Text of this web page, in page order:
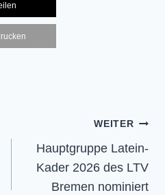
WEITER
Hauptgruppe Latein-
Kader 2026 des LTV
Bremen nominiert